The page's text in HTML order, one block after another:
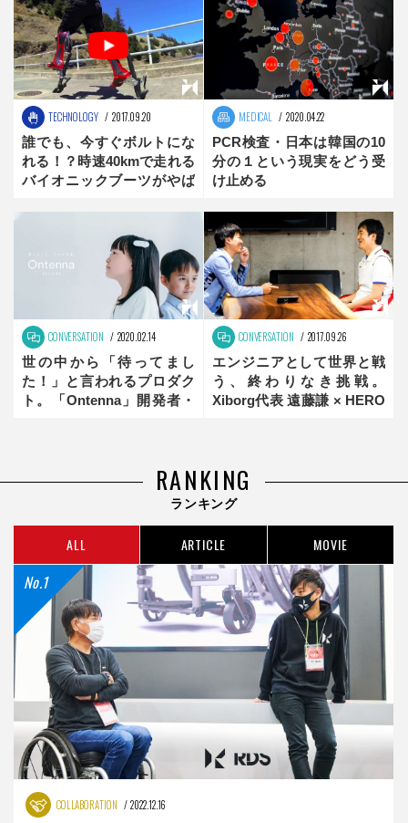
TECHNOLOGY 2017.09.20
誰でも、今すぐボルトにな
れる！？時速40kmで走れる
バイオニックブーツがやば
MEDICAL 2020.04.22
PCR検査・日本は韓国の10
分の１という現実をどう受
け止める
CONVERSATION 2020.02.14
世の中から「待ってまし
た！」と言われるプロダク
ト。「Ontenna」開発者・
CONVERSATION 2017.09.26
エンジニアとして世界と戦
う、終わりなき挑戦。
Xiborg代表 遠藤謙 × HERO
RANKING
ランキング
ALL ARTICLE MOVIE
COLLABORATION 2022.12.16